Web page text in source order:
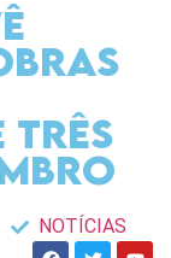
NOTÍCIAS